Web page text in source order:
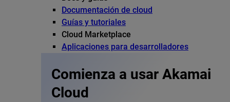
Documentación de cloud
Guías y tutoriales
Cloud Marketplace
Aplicaciones para desarrolladores
Comienza a usar Akamai
Cloud